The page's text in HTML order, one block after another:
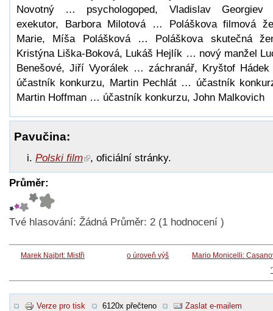
Novotný … psychologoped, Vladislav
exekutor, Barbora Milotová … Poláškova filmová
Marie, Míša Polášková … Poláškova skutečná
Kristýna Liška-Boková, Lukáš Hejlík … nový manžel
Benešové, Jiří Vyorálek … záchranář, Kryštof
účastník konkurzu, Martin Pechlát … účastník
Martin Hoffman … účastník konkurzu, John Malkovich
Pavučina:
Polski film , oficiální stránky.
Průměr:
Tvé hlasování: Žádná Průměr: 2 (1 hodnocení )
Marek Najbrt: Mistři o úroveň výš
Mario Monicelli:
Verze pro tisk 6120x přečteno Zaslat e-mailem